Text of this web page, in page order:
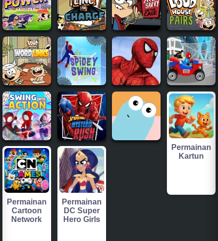
Permainan
Kartun
Permainan
Cartoon
Network
Permainan
DC Super
Hero Girls